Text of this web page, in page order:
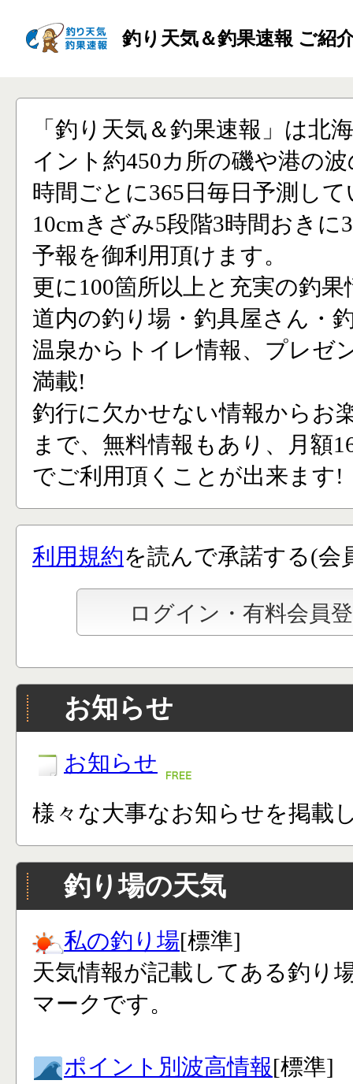
釣り天気＆釣果速報 ご紹
「釣り天気＆釣果速報」は北
イント約450カ所の磯や港の
時間ごとに365日毎日予測し
10cmきざみ5段階3時間おきに
予報を御利用頂けます。
更に100箇所以上と充実の釣果
道内の釣り場・釣具屋さん・
温泉からトイレ情報、プレゼ
満載!
釣行に欠かせない情報からお
まで、無料情報もあり、月額
でご利用頂くことが出来ます!
利用規約を読んで承諾する(会
お知らせ
お知らせ
様々な大事なお知らせを掲載
釣り場の天気
私の釣り場[標準]
天気情報が記載してある釣り
マークです。
ポイント別波高情報[標準]